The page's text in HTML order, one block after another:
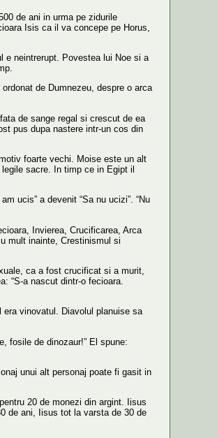
de ani in urma pe zidurile
Isis ca il va concepe pe Horus,
e neintrerupt. Povestea lui Noe si a
de Dumnezeu, despre o arca
de sange regal si crescut de ea
pus dupa nastere intr-un cos din
foarte vechi. Moise este un alt
sacre. In timp ce in Egipt il
ucis” a devenit “Sa nu ucizi”. “Nu
Invierea, Crucificarea, Arca
mult inainte, Crestinismul si
ca a fost crucificat si a murit,
“S-a nascut dintr-o fecioara.
vinovatul. Diavolul planuise sa
fosile de dinozaur!” El spune:
unui alt personaj poate fi gasit in
20 de monezi din argint. Iisus
de ani, Iisus tot la varsta de 30 de